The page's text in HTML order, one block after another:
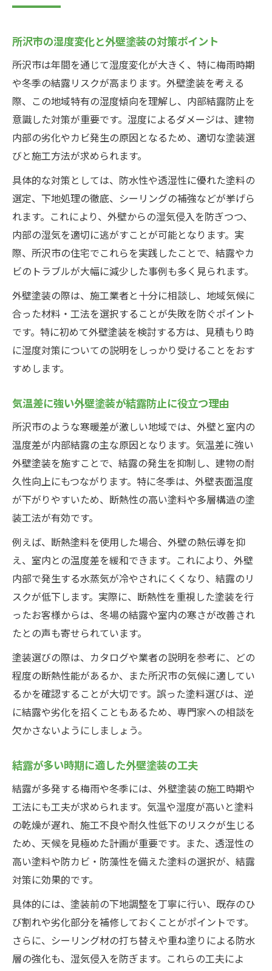
所沢市の湿度変化と外壁塗装の対策ポイント
所沢市は年間を通じて湿度変化が大きく、特に梅雨時期
や冬季の結露リスクが高まります。外壁塗装を考える
際、この地域特有の湿度傾向を理解し、内部結露防止を
意識した対策が重要です。湿度によるダメージは、建物
内部の劣化やカビ発生の原因となるため、適切な塗装選
びと施工方法が求められます。
具体的な対策としては、防水性や透湿性に優れた塗料の
選定、下地処理の徹底、シーリングの補強などが挙げら
れます。これにより、外壁からの湿気侵入を防ぎつつ、
内部の湿気を適切に逃がすことが可能となります。実
際、所沢市の住宅でこれらを実践したことで、結露やカ
ビのトラブルが大幅に減少した事例も多く見られます。
外壁塗装の際は、施工業者と十分に相談し、地域気候に
合った材料・工法を選択することが失敗を防ぐポイント
です。特に初めて外壁塗装を検討する方は、見積もり時
に湿度対策についての説明をしっかり受けることをおす
すめします。
気温差に強い外壁塗装が結露防止に役立つ理由
所沢市のような寒暖差が激しい地域では、外壁と室内の
温度差が内部結露の主な原因となります。気温差に強い
外壁塗装を施すことで、結露の発生を抑制し、建物の耐
久性向上にもつながります。特に冬季は、外壁表面温度
が下がりやすいため、断熱性の高い塗料や多層構造の塗
装工法が有効です。
例えば、断熱塗料を使用した場合、外壁の熱伝導を抑
え、室内との温度差を緩和できます。これにより、外壁
内部で発生する水蒸気が冷やされにくくなり、結露のリ
スクが低下します。実際に、断熱性を重視した塗装を行
ったお客様からは、冬場の結露や室内の寒さが改善され
たとの声も寄せられています。
塗装選びの際は、カタログや業者の説明を参考に、どの
程度の断熱性能があるか、また所沢市の気候に適してい
るかを確認することが大切です。誤った塗料選びは、逆
に結露や劣化を招くこともあるため、専門家への相談を
欠かさないようにしましょう。
結露が多い時期に適した外壁塗装の工夫
結露が多発する梅雨や冬季には、外壁塗装の施工時期や
工法にも工夫が求められます。気温や湿度が高いと塗料
の乾燥が遅れ、施工不良や耐久性低下のリスクが生じる
ため、天候を見極めた計画が重要です。また、透湿性の
高い塗料や防カビ・防藻性を備えた塗料の選択が、結露
対策に効果的です。
具体的には、塗装前の下地調整を丁寧に行い、既存のひ
び割れや劣化部分を補修しておくことがポイントです。
さらに、シーリング材の打ち替えや重ね塗りによる防水
層の強化も、湿気侵入を防ぎます。これらの工夫によ